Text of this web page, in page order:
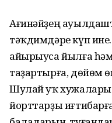
Ағинәйҙең
тәҡдимдәре күп
айырыуса йылға
таҙартырға, дөйөм
Шулай уҡ хужалары
йорттарҙы